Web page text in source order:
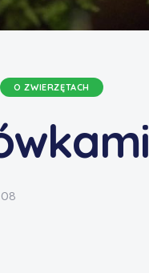
O ZWIERZĘTACH